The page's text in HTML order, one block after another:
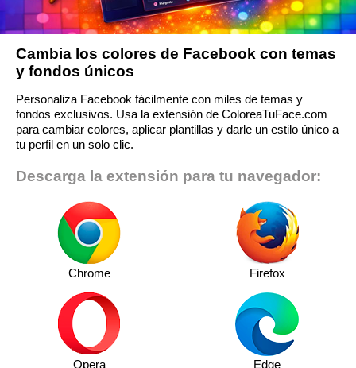
Cambia los colores de Facebook con temas
y fondos únicos
Personaliza Facebook fácilmente con miles de temas y
fondos exclusivos. Usa la extensión de ColoreaTuFace.com
para cambiar colores, aplicar plantillas y darle un estilo único a
tu perfil en un solo clic.
Descarga la extensión para tu navegador:
Chrome Firefox
Opera Edge